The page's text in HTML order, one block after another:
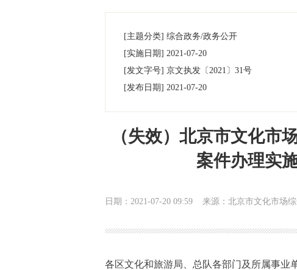
[主题分类] 综合政务/政务公开
[实施日期] 2021-07-20
[发文字号] 京文执发 〔2021〕 31号
[发布日期] 2021-07-20
（失效）北京市文化市
案件办理实
日期：2021-07-20 09:59 来源：北京市文化市场
各区文化和旅游局、总队各部门及所属事业